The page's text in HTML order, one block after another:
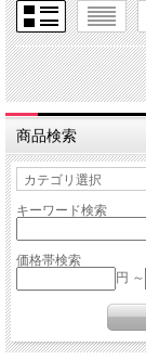
商品検索
キーワード検索
価格帯検索
円 ～